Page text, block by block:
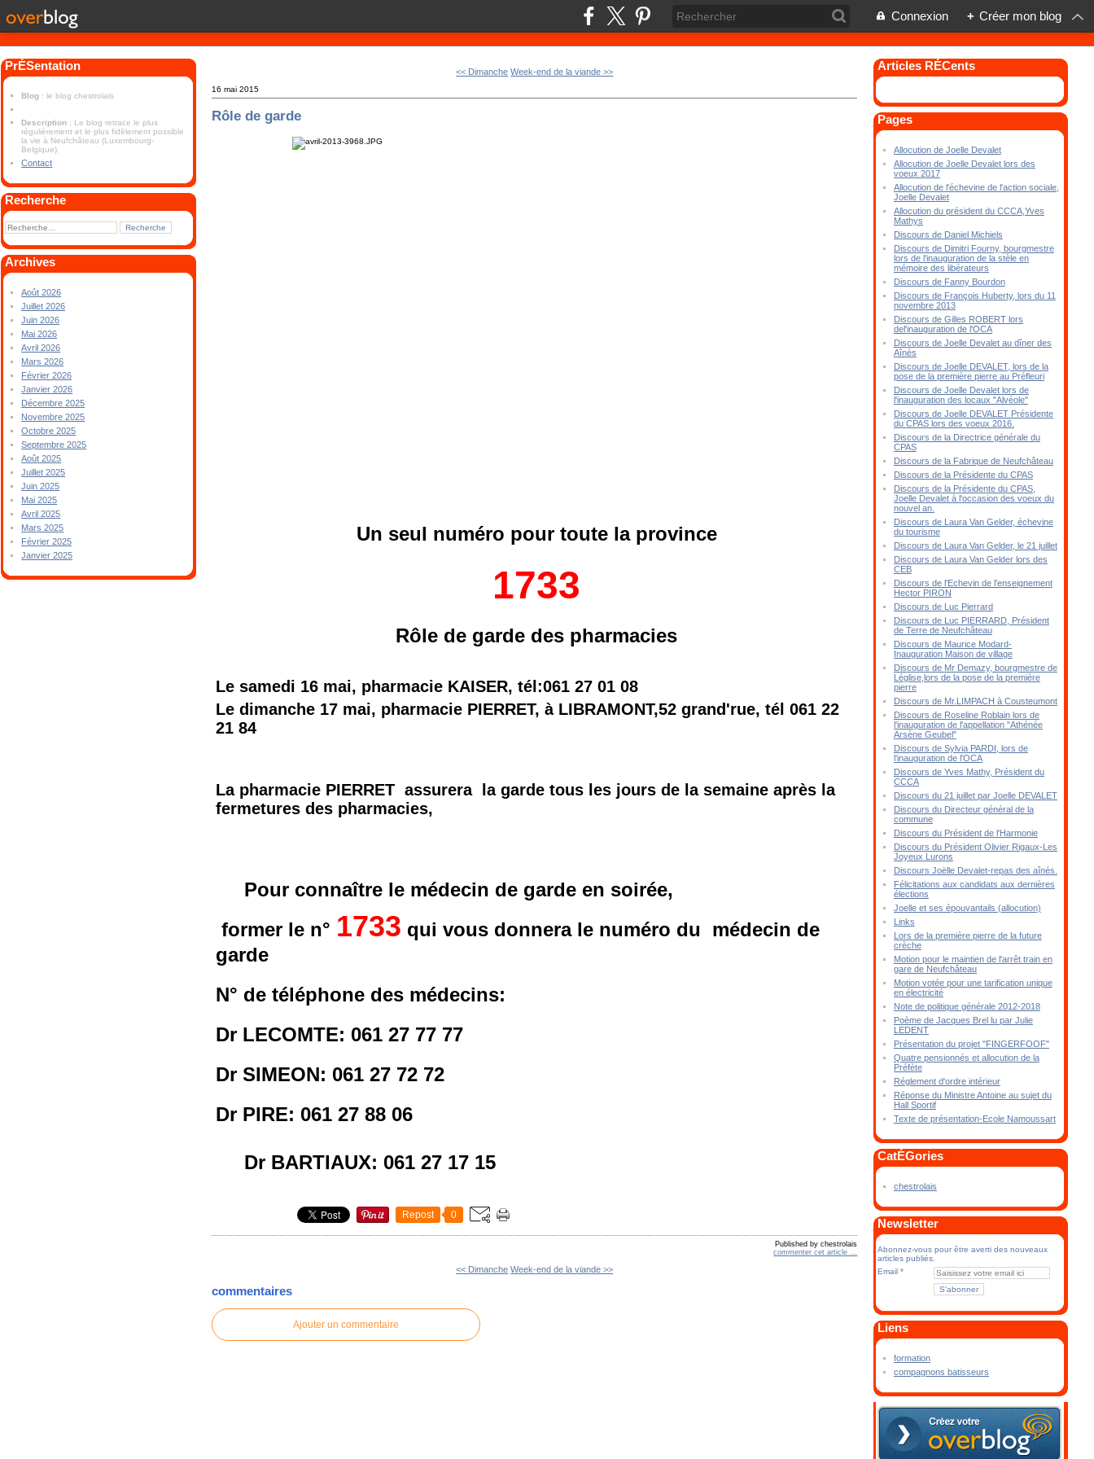
Connexion + Créer mon blog
PrÉSentation
Blog : le blog chestrolais
Description : Le blog retrace le plus
régulièrement et le plus fidèlement possible
la vie à Neufchâteau (Luxembourg-
Belgique).
Contact
Recherche
Archives
Août 2026
Juillet 2026
Juin 2026
Mai 2026
Avril 2026
Mars 2026
Février 2026
Janvier 2026
Décembre 2025
Novembre 2025
Octobre 2025
Septembre 2025
Août 2025
Juillet 2025
Juin 2025
Mai 2025
Avril 2025
Mars 2025
Février 2025
Janvier 2025
<< Dimanche Week-end de la viande >>
16 mai 2015
Rôle de garde
Un seul numéro pour toute la province
1733
Rôle de garde des pharmacies
Le samedi 16 mai, pharmacie KAISER, tél:061 27 01 08
Le dimanche 17 mai, pharmacie PIERRET, à LIBRAMONT,52 grand'rue, tél 061 22
21 84
La pharmacie PIERRET assurera la garde tous les jours de la semaine après la
fermetures des pharmacies,
Pour connaître le médecin de garde en soirée,
former le n° 1733 qui vous donnera le numéro du médecin de
garde
N° de téléphone des médecins:
Dr LECOMTE: 061 27 77 77
Dr SIMEON: 061 27 72 72
Dr PIRE: 061 27 88 06
Dr BARTIAUX: 061 27 17 15
Repost 0
Published by chestrolais
commenter cet article
<< Dimanche Week-end de la viande >>
commentaires
Ajouter un commentaire
Articles RÉCents
Pages
Allocution de Joelle Devalet
Allocution de Joelle Devalet lors des
voeux 2017
Allocution de l'échevine de l'action sociale,
Joelle Devalet
Allocution du président du CCCA,Yves
Mathys
Discours de Daniel Michiels
Discours de Dimitri Fourny, bourgmestre
lors de l'inauguration de la stèle en
mémoire des libérateurs
Discours de Fanny Bourdon
Discours de François Huberty, lors du 11
novembre 2013
Discours de Gilles ROBERT lors
del'inauguration de l'OCA
Discours de Joelle Devalet au dîner des
Aînés
Discours de Joelle DEVALET, lors de la
pose de la première pierre au Préfleuri
Discours de Joelle Devalet lors de
l'inauguration des locaux "Alvéole"
Discours de Joelle DEVALET Présidente
du CPAS lors des voeux 2016.
Discours de la Directrice générale du
CPAS
Discours de la Fabrique de Neufchâteau
Discours de la Présidente du CPAS
Discours de la Présidente du CPAS,
Joelle Devalet à l'occasion des voeux du
nouvel an.
Discours de Laura Van Gelder, échevine
du tourisme
Discours de Laura Van Gelder, le 21 juillet
Discours de Laura Van Gelder lors des
CEB
Discours de l'Echevin de l'enseignement
Hector PIRON
Discours de Luc Pierrard
Discours de Luc PIERRARD, Président
de Terre de Neufchâteau
Discours de Maurice Modard-
Inauguration Maison de village
Discours de Mr Demazy, bourgmestre de
Léglise,lors de la pose de la première
pierre
Discours de Mr.LIMPACH à Cousteumont
Discours de Roseline Roblain lors de
l'inauguration de l'appellation "Athénée
Arsène Geubel"
Discours de Sylvia PARDI, lors de
l'inauguration de l'OCA
Discours de Yves Mathy, Président du
CCCA
Discours du 21 juillet par Joelle DEVALET
Discours du Directeur général de la
commune
Discours du Président de l'Harmonie
Discours du Président Olivier Rigaux-Les
Joyeux Lurons
Discours Joëlle Devalet-repas des aînés.
Félicitations aux candidats aux dernières
élections
Joelle et ses épouvantails (allocution)
Links
Lors de la première pierre de la future
crèche
Motion pour le maintien de l'arrêt train en
gare de Neufchâteau
Motion votée pour une tarification unique
en électricité
Note de politique générale 2012-2018
Poème de Jacques Brel lu par Julie
LEDENT
Présentation du projet "FINGERFOOF"
Quatre pensionnés et allocution de la
Préfète
Réglement d'ordre intérieur
Réponse du Ministre Antoine au sujet du
Hall Sportif
Texte de présentation-Ecole Namoussart
CatÉGories
chestrolais
Newsletter
Abonnez-vous pour être averti des nouveaux
articles publiés.
Email
Liens
formation
compagnons batisseurs